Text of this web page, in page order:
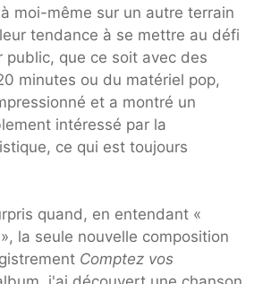
moi-même sur un autre terrain
tendance à se mettre au défi
public, que ce soit avec des
minutes ou du matériel pop,
et a montré un
intéressé par la
ce qui est toujours
quand, en entendant «
la seule nouvelle composition
Comptez vos